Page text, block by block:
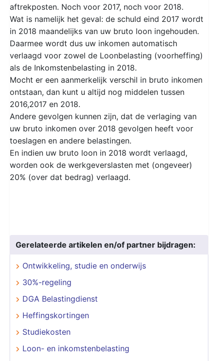
aftrekposten. Noch voor 2017, noch voor 2018.
Wat is namelijk het geval: de schuld eind 2017 wordt
in 2018 maandelijks van uw bruto loon ingehouden.
Daarmee wordt dus uw inkomen automatisch
verlaagd voor zowel de Loonbelasting (voorheffing)
als de Inkomstenbelasting in 2018.
Mocht er een aanmerkelijk verschil in bruto inkomen
ontstaan, dan kunt u altijd nog middelen tussen
2016,2017 en 2018.
Andere gevolgen kunnen zijn, dat de verlaging van
uw bruto inkomen over 2018 gevolgen heeft voor
toeslagen en andere belastingen.
En indien uw bruto loon in 2018 wordt verlaagd,
worden ook de werkgeverslasten met (ongeveer)
20% (over dat bedrag) verlaagd.
Gerelateerde artikelen en/of partner bijdragen:
Ontwikkeling, studie en onderwijs
30%-regeling
DGA Belastingdienst
Heffingskortingen
Studiekosten
Loon- en inkomstenbelasting